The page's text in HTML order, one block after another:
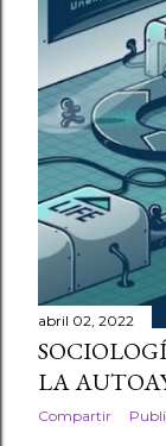
abril 02, 2022
LA
Compartir